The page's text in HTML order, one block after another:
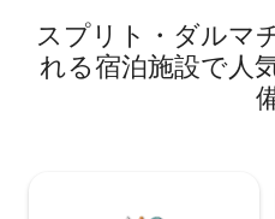
部屋はスイート）、ソファベ
たリビングルームがあり、ソ
を広げて2名様を追加で収容
アコン完備、設備の整ったキ
せください。
スプリト・ダルマ
れる宿泊施設で人